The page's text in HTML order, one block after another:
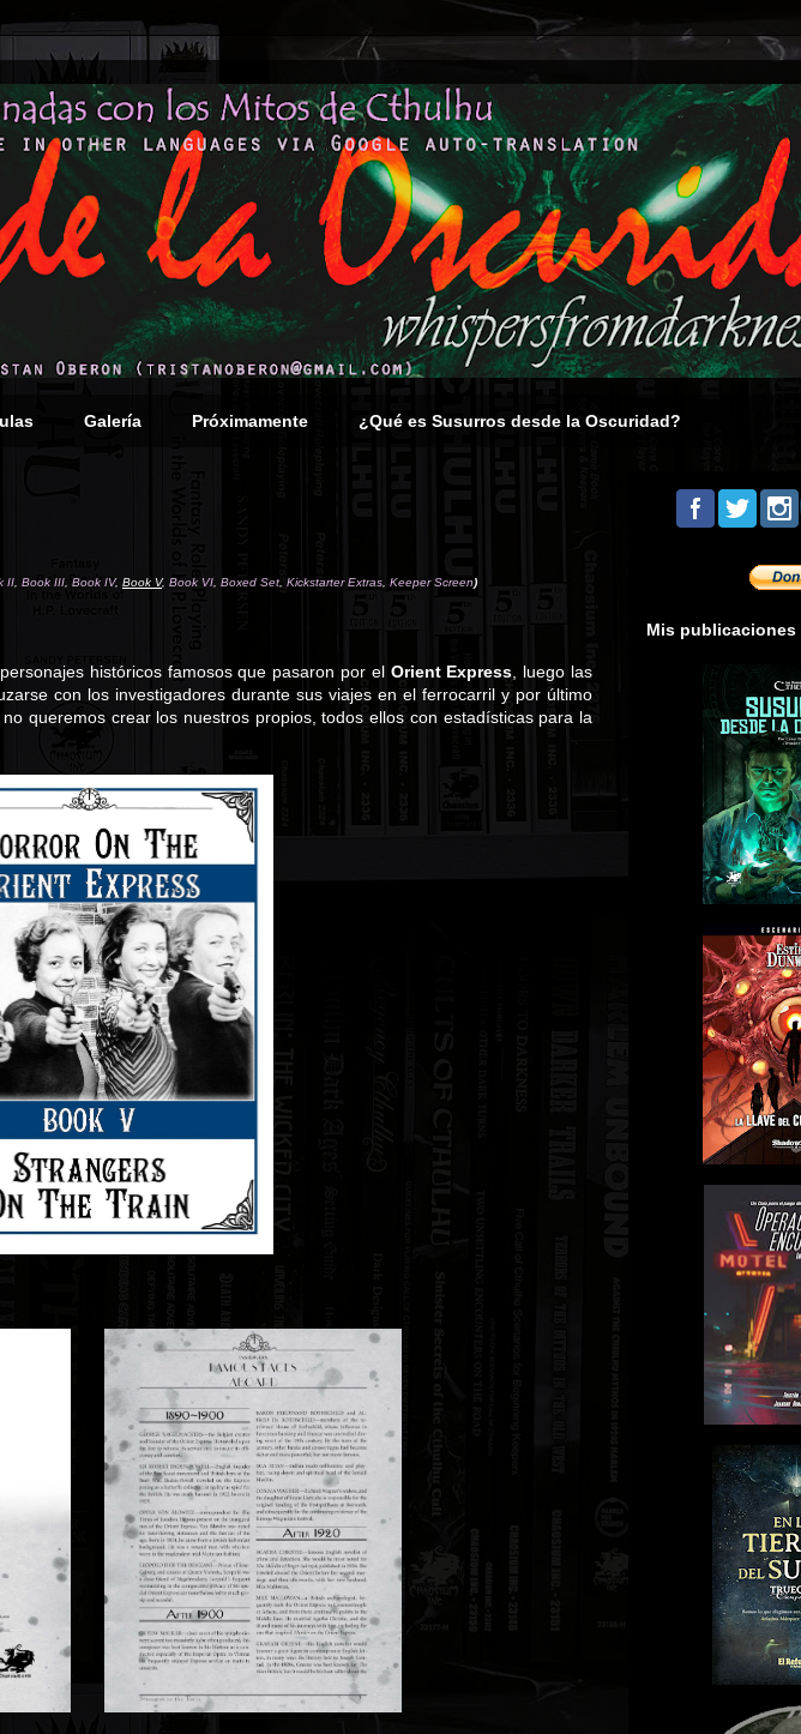
Galería Próximamente ¿Qué es Susurros desde la Oscuridad?
II Book III Book IV, Book V, Book VI Boxed Set Kickstarter Extras Keeper Screen)
históricos famosos que pasaron por el Orient Express , luego las
con los investigadores durante sus viajes en el ferrocarril y por último
queremos crear los nuestros propios, todos ellos con estadísticas para la
Mis publicaciones